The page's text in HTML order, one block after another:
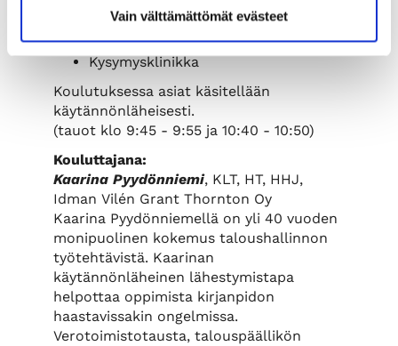
Vain välttämättömät evästeet
prosessit
Lyhyt ajankohtaiskatsaus
Kysymysklinikka
Koulutuksessa asiat käsitellään
käytännönläheisesti.
(tauot klo 9:45 - 9:55 ja 10:40 - 10:50)
Kouluttajana:
Kaarina Pyydönniemi, KLT, HT, HHJ,
Idman Vilén Grant Thornton Oy
Kaarina Pyydönniemellä on yli 40 vuoden
monipuolinen kokemus taloushallinnon
työtehtävistä. Kaarinan
käytännönläheinen lähestymistapa
helpottaa oppimista kirjanpidon
haastavissakin ongelmissa.
Verotoimistotausta, talouspäällikön